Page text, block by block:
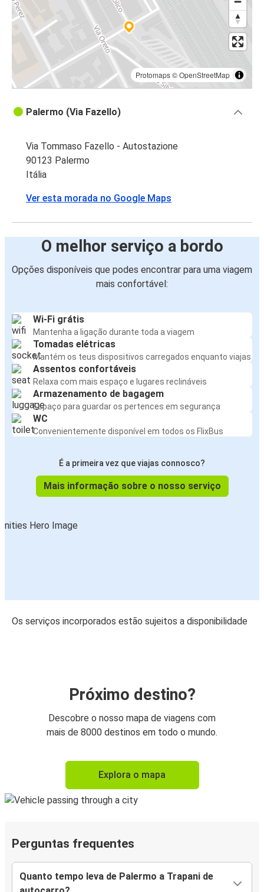
Protomaps©OpenStreetMap
Palermo (Via Fazello)
Via Tommaso Fazello - Autostazione
90123 Palermo
Itália
Ver esta morada no Google Maps
O melhor serviço a bordo
Opções disponíveis que podes encontrar para uma viagem
mais confortável:
Wi-Fi grátis
Mantenha a ligação durante toda a viagem
Tomadas elétricas
Mantém os teus dispositivos carregados enquanto viajas
Assentos confortáveis
Relaxa com mais espaço e lugares reclináveis
Armazenamento de bagagem
Espaço para guardar os pertences em segurança
WC
Convenientemente disponível em todos os FlixBus
É a primeira vez que viajas connosco?
Mais informação sobre o nosso serviço
Os serviços incorporados estão sujeitos a disponibilidade
Próximo destino?
Descobre o nosso mapa de viagens com
mais de 8000 destinos em todo o mundo.
Explora o mapa
Perguntas frequentes
Quanto tempo leva de Palermo a Trapani de